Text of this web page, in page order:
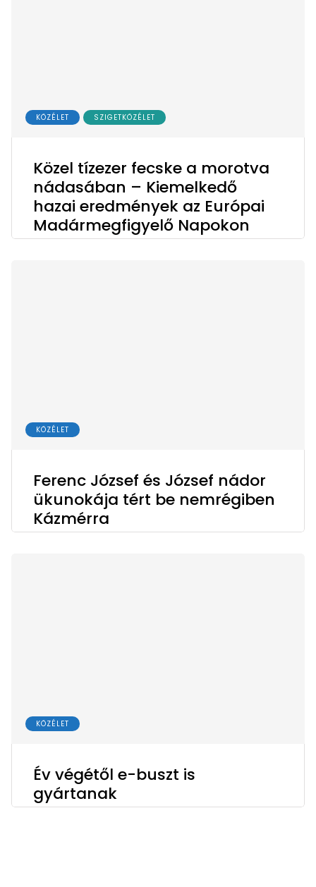
KÖZÉLET SZIGETKÖZÉLET
Közel tízezer fecske a morotva
nádasában – Kiemelkedő
hazai eredmények az Európai
Madármegfigyelő Napokon
KÖZÉLET
Ferenc József és József nádor
ükunokája tért be nemrégiben
Kázmérra
KÖZÉLET
Év végétől e-buszt is
gyártanak